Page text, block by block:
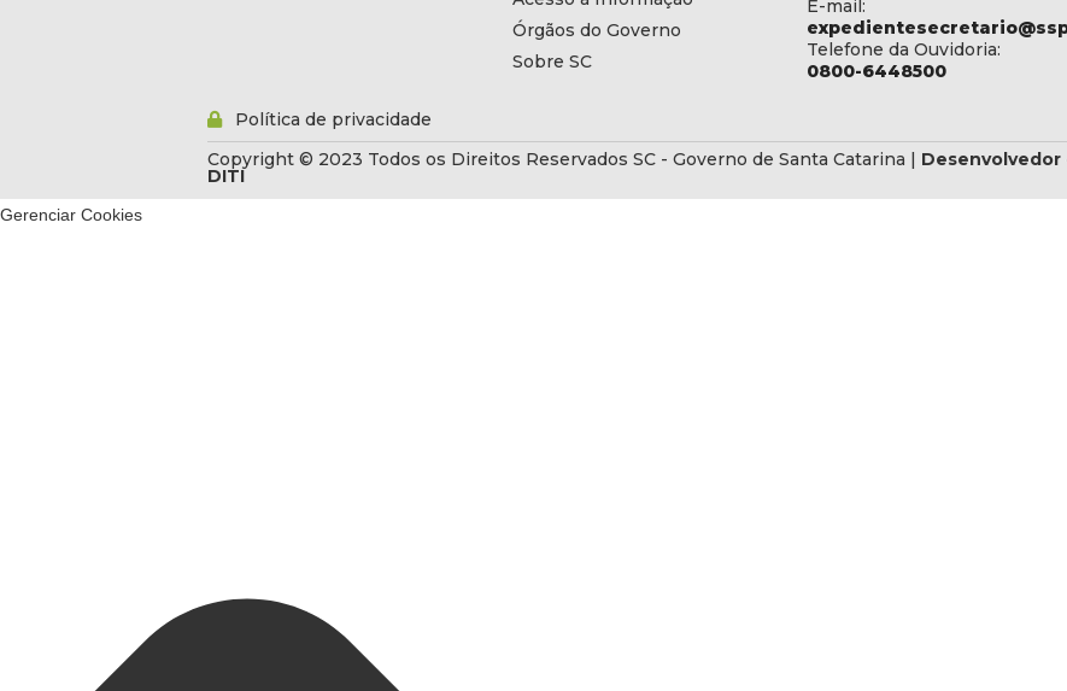
Órgãos do Governo
Sobre SC
E-mail:
Telefone da Ouvidoria:
0800-6448500
Política de privacidade
Copyright © 2023 Todos os Direitos Reservados SC - Governo de Santa Catarina | Desenvolvedor
DITI
Gerenciar Cookies